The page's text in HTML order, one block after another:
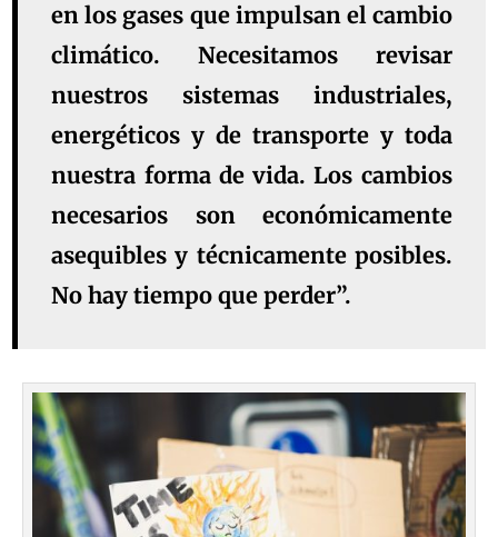
en los gases que impulsan el cambio
climático. Necesitamos revisar
nuestros sistemas industriales,
energéticos y de transporte y toda
nuestra forma de vida. Los cambios
necesarios son económicamente
asequibles y técnicamente posibles.
No hay tiempo que perder”.